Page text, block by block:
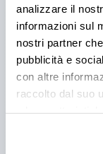
analizzare il
informazioni sul
nostri partner
pubblicità e
con altre
raccolto dal suo
cookie
FISHERMAN